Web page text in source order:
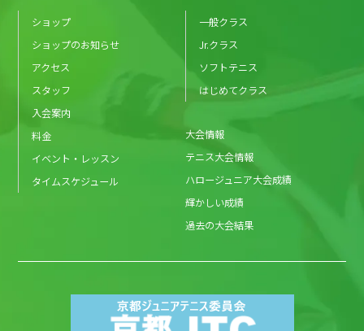
ショップ
ショップのお知らせ
アクセス
スタッフ
入会案内
料金
イベント・レッスン
タイムスケジュール
一般クラス
Jr.クラス
ソフトテニス
はじめてクラス
大会情報
テニス大会情報
ハロージュニア大会成績
輝かしい成績
過去の大会結果